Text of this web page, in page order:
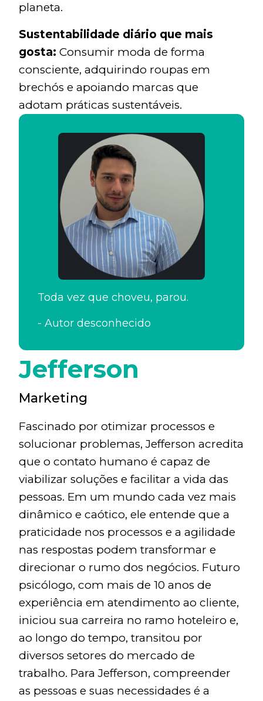
planeta.
Sustentabilidade diário que mais
gosta: Consumir moda de forma
consciente, adquirindo roupas em
brechós e apoiando marcas que
adotam práticas sustentáveis.
Toda vez que choveu, parou.
- Autor desconhecido
Jefferson
Marketing
Fascinado por otimizar processos e
solucionar problemas, Jefferson acredita
que o contato humano é capaz de
viabilizar soluções e facilitar a vida das
pessoas. Em um mundo cada vez mais
dinâmico e caótico, ele entende que a
praticidade nos processos e a agilidade
nas respostas podem transformar e
direcionar o rumo dos negócios. Futuro
psicólogo, com mais de 10 anos de
experiência em atendimento ao cliente,
iniciou sua carreira no ramo hoteleiro e,
ao longo do tempo, transitou por
diversos setores do mercado de
trabalho. Para Jefferson, compreender
as pessoas e suas necessidades é a